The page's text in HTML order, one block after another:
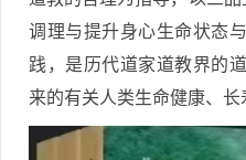
调理与提升身心生命状态
践，是历代道家道教界的
来的有关人类生命健康、长